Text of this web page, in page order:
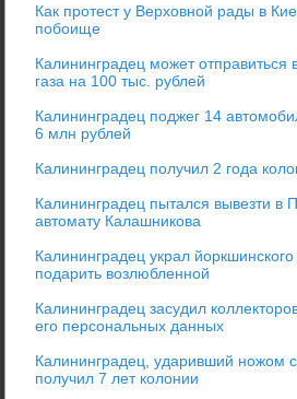
Как протест у Верховной рады в
побоище
Калининградец может
газа на 100 тыс. рублей
Калининградец поджег 14
6 млн рублей
Калининградец получил 2 года
Калининградец пытался вывезти в
автомату Калашникова
Калининградец украл
подарить возлюбленной
Калининградец засудил
его персональных данных
Калининградец, ударивший ножом
получил 7 лет колонии